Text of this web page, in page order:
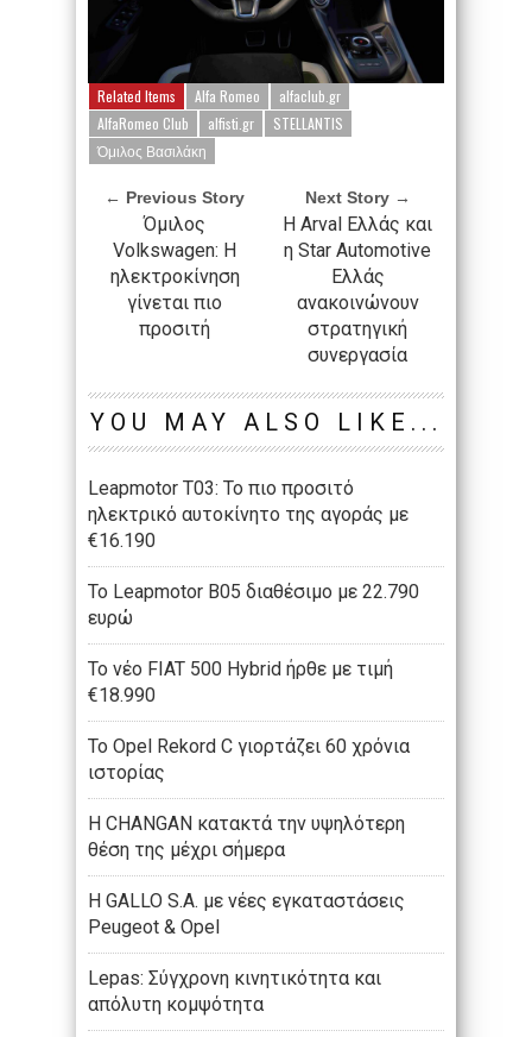
Related Items Alfa Romeo
alfaclub.gr
AlfaRomeo Club
alfisti.gr
STELLANTIS
Όμιλος Βασιλάκη
← Previous Story
Όμιλος
Volkswagen: Η
ηλεκτροκίνηση
γίνεται πιο
προσιτή
Next Story →
Η Arval Ελλάς και
η Star Automotive
Ελλάς
ανακοινώνουν
στρατηγική
συνεργασία
YOU MAY ALSO LIKE...
Leapmotor T03: Το πιο προσιτό
ηλεκτρικό αυτοκίνητο της αγοράς με
€16.190
Το Leapmotor B05 διαθέσιμο με 22.790
ευρώ
To νέο FIAT 500 Hybrid ήρθε με τιμή
€18.990
Το Opel Rekord C γιορτάζει 60 χρόνια
ιστορίας
Η CHANGAN κατακτά την υψηλότερη
θέση της μέχρι σήμερα
Η GALLO S.A. με νέες εγκαταστάσεις
Peugeot & Opel
Lepas: Σύγχρονη κινητικότητα και
απόλυτη κομψότητα